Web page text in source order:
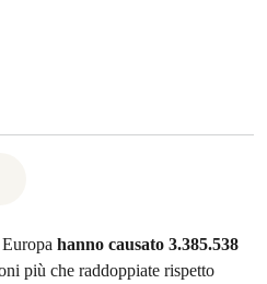
hanno causato 3.385.538
più che raddoppiate rispetto